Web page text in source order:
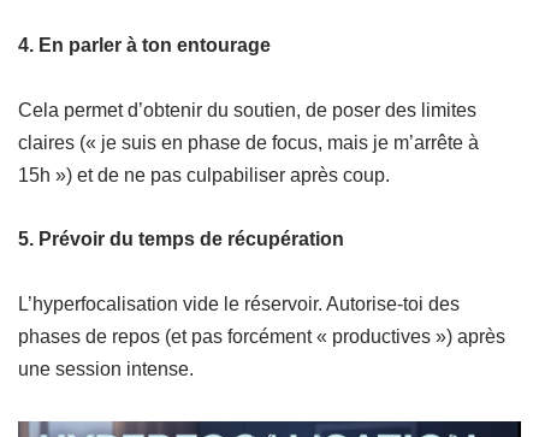
4. En parler à ton entourage
Cela permet d’obtenir du soutien, de poser des limites
claires (« je suis en phase de focus, mais je m’arrête à
15h ») et de ne pas culpabiliser après coup.
5. Prévoir du temps de récupération
L’hyperfocalisation vide le réservoir. Autorise-toi des
phases de repos (et pas forcément « productives ») après
une session intense.